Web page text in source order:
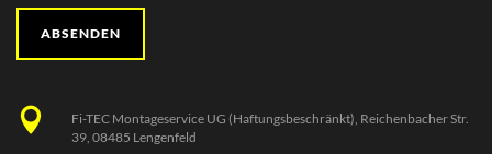
Fi-TEC Montageservice UG (Haftungsbeschränkt), Reichenbacher Str.
39, 08485 Lengenfeld